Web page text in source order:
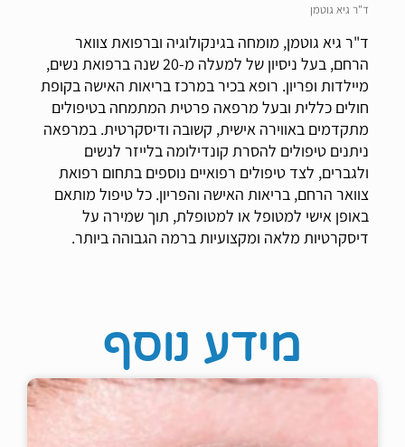
ד"ר גיא גוטמן
ד"ר גיא גוטמן, מומחה בגינקולוגיה וברפואת צוואר
הרחם, בעל ניסיון של למעלה מ-20 שנה ברפואת נשים,
מיילדות ופריון. רופא בכיר במרכז בריאות האישה בקופת
חולים כללית ובעל מרפאה פרטית המתמחה בטיפולים
מתקדמים באווירה אישית, קשובה ודיסקרטית. במרפאה
ניתנים טיפולים להסרת קונדילומה בלייזר לנשים
ולגברים, לצד טיפולים רפואיים נוספים בתחום רפואת
צוואר הרחם, בריאות האישה והפריון. כל טיפול מותאם
באופן אישי למטופל או למטופלת, תוך שמירה על
דיסקרטיות מלאה ומקצועיות ברמה הגבוהה ביותר.
מידע נוסף